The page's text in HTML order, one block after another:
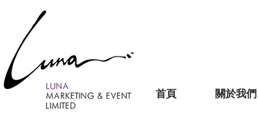
首頁 關於我們